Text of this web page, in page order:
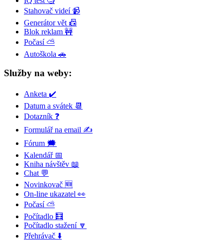
Stahovač videí 📹
Generátor vět 📠
Blok reklam 🚧
Počasí ⛅
Autoškola 🚗
Služby na weby:
Anketa ✔️
Datum a svátek 📆
Dotazník ❓
Formulář na email ✍️
Fórum 🗯
Kalendář 📅
Kniha návštěv 📖
Chat 💬
Novinkovač 🆕
On-line ukazatel 👀
Počasí ⛅
Počítadlo 🧮
Počítadlo stažení 🔽
Přehrávač ⬇️